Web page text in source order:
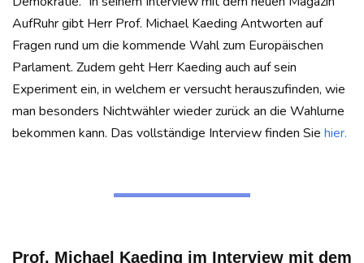
AufRuhr gibt Herr Prof. Michael Kaeding Antworten auf
Fragen rund um die kommende Wahl zum Europäischen
Parlament. Zudem geht Herr Kaeding auch auf sein
Experiment ein, in welchem er versucht herauszufinden, wie
man besonders Nichtwähler wieder zurück an die Wahlurne
bekommen kann. Das vollständige Interview finden Sie hier.
Prof. Michael Kaeding im Interview mit dem